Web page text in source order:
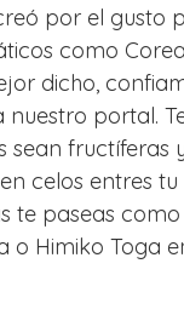
por el gusto
como
dicho,
portal.
sean fructíferas
celos entres
te paseas
o Himiko Toga